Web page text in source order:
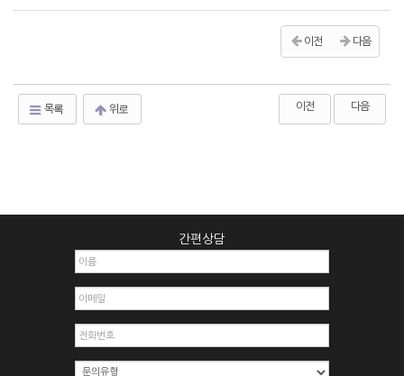
이전 다음
목록 위로 이전 다음
간편상담